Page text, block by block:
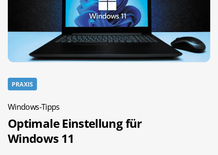
PRAXIS
Windows-Tipps
Optimale Einstellung für
Windows 11